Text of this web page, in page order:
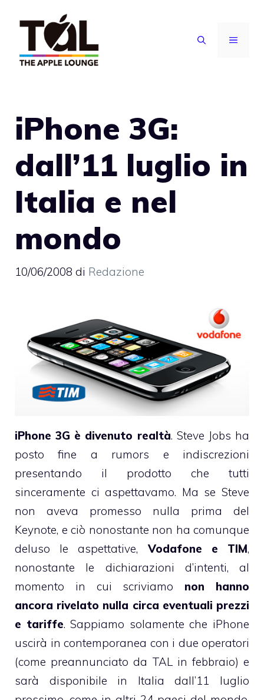
contenuto
MENU
iPhone 3G:
dall’11 luglio in
Italia e nel
mondo
10/06/2008 di Redazione
iPhone 3G è divenuto realtà. Steve Jobs ha
posto fine a rumors e indiscrezioni
presentando il prodotto che tutti
sinceramente ci aspettavamo. Ma se Steve
non aveva promesso nulla prima del
Keynote, e ciò nonostante non ha comunque
deluso le aspettative, Vodafone e TIM,
nonostante le dichiarazioni d’intenti, al
momento in cui scriviamo non hanno
ancora rivelato nulla circa eventuali prezzi
e tariffe. Sappiamo solamente che iPhone
uscirà in contemporanea con i due operatori
(come preannunciato da TAL in febbraio) e
sarà disponibile in Italia dall’11 luglio